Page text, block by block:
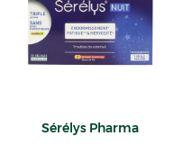
Sérélys Pharma